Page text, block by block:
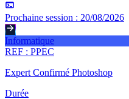
Prochaine session : 20/08/2026
Informatique
REF : PPEC
Expert Confirmé Photoshop
Durée